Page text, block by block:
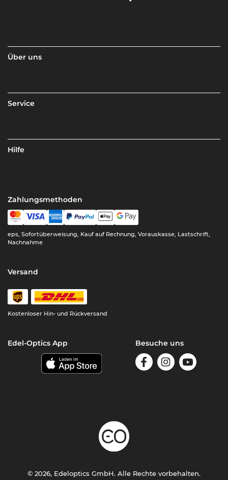
Über uns
Service
Hilfe
Zahlungsmethoden
eps, Sofortüberweisung, Kauf auf Rechnung, Vorauskasse, Lastschrift,
Nachnahme
Versand
Kostenloser Hin- und Rückversand
Edel-Optics App Besuche uns
© 2026, Edeloptics GmbH. Alle Rechte vorbehalten.